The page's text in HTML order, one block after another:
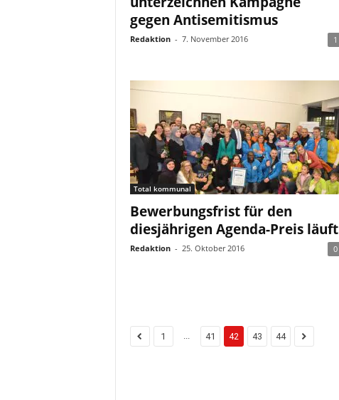
gegen Antisemitismus
Redaktion - 7. November 2016 1
Total kommunal
Bewerbungsfrist für den
diesjährigen Agenda-Preis läuft
Redaktion - 25. Oktober 2016 0
1 ... 41 42 43 44